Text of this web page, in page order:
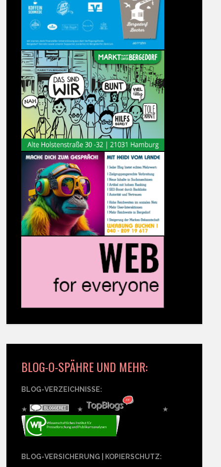
BLOG-O-SPÄHRE UND MEHR:
BLOG-VERZEICHNISSE:
★ ★ ★
BLOG-VERSICHERUNG | KOPIERSCHUTZ: